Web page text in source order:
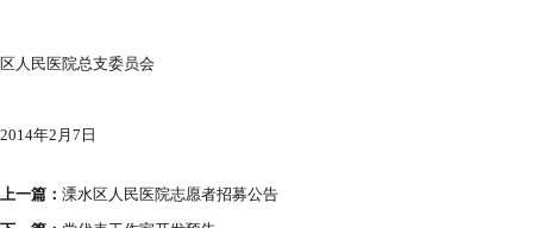
区人民医院总支委员会
2014年2月7日
上一篇： 溧水区人民医院志愿者招募公告